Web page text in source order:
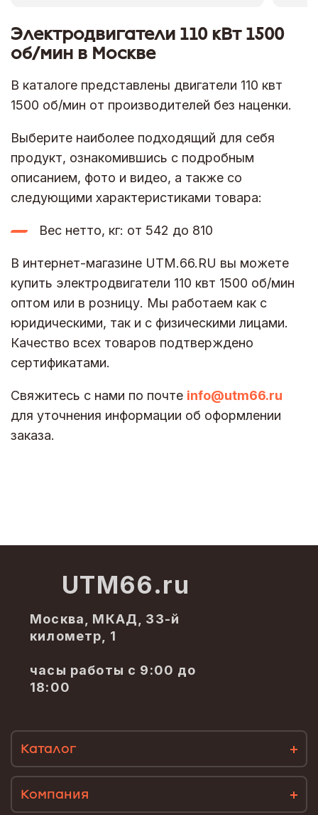
Электродвигатели 110 кВт 1500
об/мин в Москве
В каталоге представлены двигатели 110 квт
1500 об/мин от производителей без наценки.
Выберите наиболее подходящий для себя
продукт, ознакомившись с подробным
описанием, фото и видео, а также со
следующими характеристиками товара:
Вес нетто, кг: от 542 до 810
В интернет-магазине UTM.66.RU вы можете
купить электродвигатели 110 квт 1500 об/мин
оптом или в розницу. Мы работаем как с
юридическими, так и с физическими лицами.
Качество всех товаров подтверждено
сертификатами.
Свяжитесь с нами по почте info@utm66.ru
для уточнения информации об оформлении
заказа.
UTM66.ru
Москва, МКАД, 33-й
километр, 1
часы работы с 9:00 до
18:00
Каталог
Компания